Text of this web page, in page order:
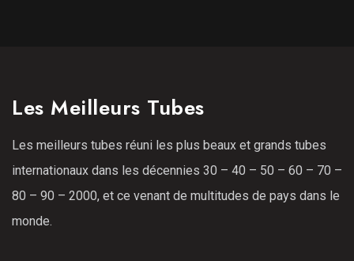
Les Meilleurs Tubes
Les meilleurs tubes réuni les plus beaux et grands tubes
internationaux dans les décennies 30 – 40 – 50 – 60 – 70 –
80 – 90 – 2000, et ce venant de multitudes de pays dans le
monde.